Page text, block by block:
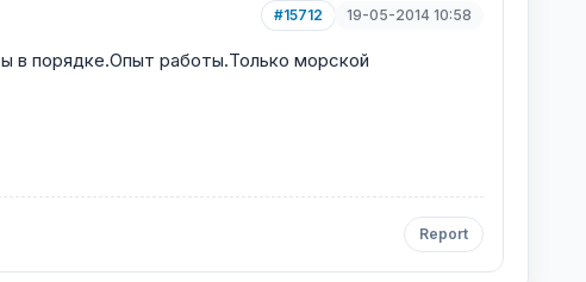
#15712 19-05-2014 10:58
в порядке.Опыт работы.Только морской
Report